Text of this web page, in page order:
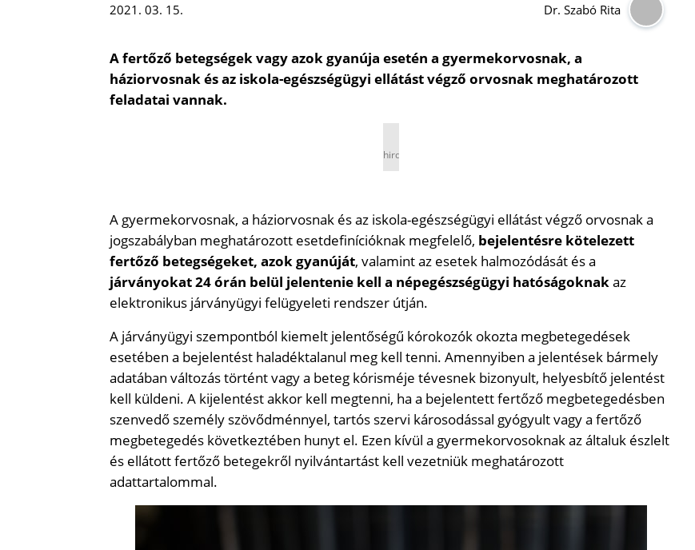
2021. 03. 15. Dr. Szabó Rita
A fertőző betegségek vagy azok gyanúja esetén a gyermekorvosnak, a
háziorvosnak és az iskola-egészségügyi ellátást végző orvosnak meghatározott
feladatai vannak.
hirdetés
A gyermekorvosnak, a háziorvosnak és az iskola-egészségügyi ellátást végző orvosnak a
jogszabályban meghatározott esetdefinícióknak megfelelő, bejelentésre kötelezett
fertőző betegségeket, azok gyanúját, valamint az esetek halmozódását és a
járványokat 24 órán belül jelentenie kell a népegészségügyi hatóságoknakaz
elektronikus járványügyi felügyeleti rendszer útján.
A járványügyi szempontból kiemelt jelentőségű kórokozók okozta megbetegedések
esetében a bejelentést haladéktalanul meg kell tenni. Amennyiben a jelentések bármely
adatában változás történt vagy a beteg kórisméje tévesnek bizonyult, helyesbítő jelentést
kell küldeni. A kijelentést akkor kell megtenni, ha a bejelentett fertőző megbetegedésben
szenvedő személy szövődménnyel, tartós szervi károsodással gyógyult vagy a fertőző
megbetegedés következtében hunyt el. Ezen kívül a gyermekorvosoknak az általuk észlelt
és ellátott fertőző betegekről nyilvántartást kell vezetniük meghatározott
adattartalommal.